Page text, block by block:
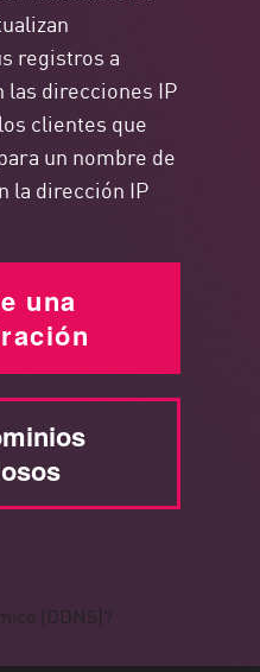
registros a
las direcciones IP
clientes que
un nombre de
la dirección IP
una